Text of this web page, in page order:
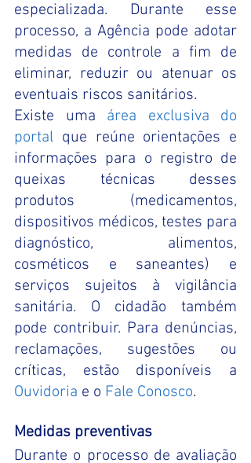
especializada. Durante esse
processo, a Agência pode adotar
medidas de controle a fim de
eliminar, reduzir ou atenuar os
eventuais riscos sanitários.
Existe uma
área exclusiva do
portal que reúne orientações e
informações para o registro de
queixas técnicas desses
produtos (medicamentos,
dispositivos médicos, testes para
diagnóstico, alimentos,
cosméticos e saneantes) e
serviços sujeitos à vigilância
sanitária. O cidadão também
pode contribuir. Para denúncias,
reclamações, sugestões ou
Ouvidoria e o Fale Conosco.
Medidas preventivas
Durante o processo de avaliação